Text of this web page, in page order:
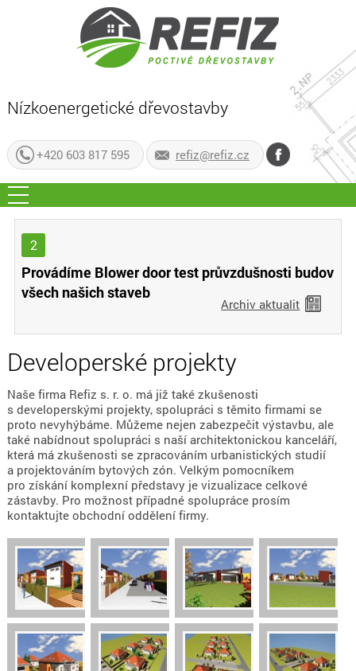
Nízkoenergetické dřevostavby
+420 603 817 595 refiz@refiz.cz
2
Provádíme Blower door test průvzdušnosti budov
všech našich staveb
Archiv aktualit
Developerské projekty
Naše firma Refiz s. r. o. má již také zkušenosti
s developerskými projekty, spolupráci s těmito firmami se
proto nevyhýbáme. Můžeme nejen zabezpečit výstavbu, ale
také nabídnout spolupráci s naší architektonickou kanceláří,
která má zkušenosti se zpracováním urbanistických studií
a projektováním bytových zón. Velkým pomocníkem
pro získání komplexní představy je vizualizace celkové
zástavby. Pro možnost případné spolupráce prosím
kontaktujte obchodní oddělení firmy.